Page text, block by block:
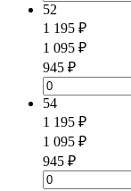
52
1 195 ₽
1 095 ₽
945 ₽
54
1 195 ₽
1 095 ₽
945 ₽